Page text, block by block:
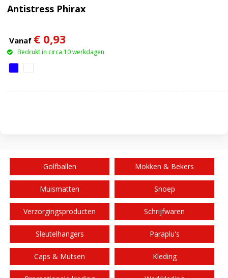
Antistress Phirax
Vanaf € 0,93
Bedrukt in circa 10 werkdagen
Golfballen Mokken & Bekers
Muismatten Snoep
Verzorgingsproducten Schrijfwaren
Sleutelhangers Paraplu's
Caps & Mutsen Kleding